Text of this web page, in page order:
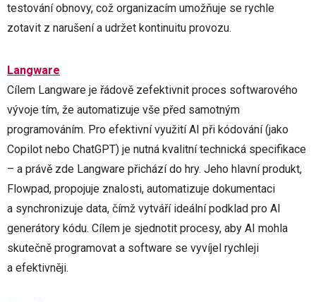
testování obnovy, což organizacím umožňuje se rychle
zotavit z narušení a udržet kontinuitu provozu.
Langware
Cílem Langware je řádově zefektivnit proces softwarového
vývoje tím, že automatizuje vše před samotným
programováním. Pro efektivní využití AI při kódování (jako
Copilot nebo ChatGPT) je nutná kvalitní technická specifikace
– a právě zde Langware přichází do hry. Jeho hlavní produkt,
Flowpad, propojuje znalosti, automatizuje dokumentaci
a synchronizuje data, čímž vytváří ideální podklad pro AI
generátory kódu. Cílem je sjednotit procesy, aby AI mohla
skutečně programovat a software se vyvíjel rychleji
a efektivněji.